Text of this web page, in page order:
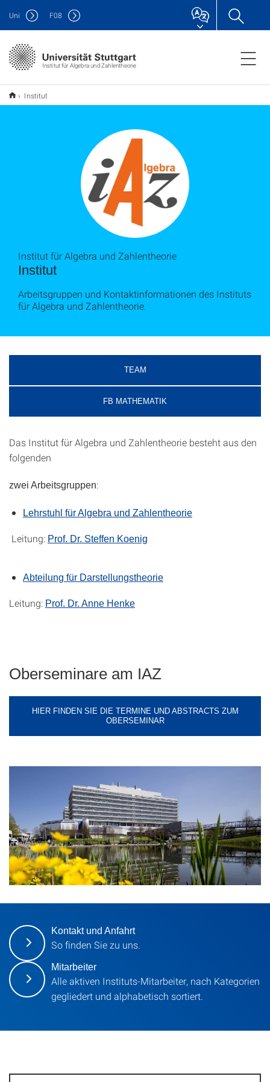
Institut für Algebra und Zahlentheorie
Uni F08
Institut
Institut
Institut für Algebra und Zahlentheorie
Arbeitsgruppen und Kontaktinformationen des Instituts
für Algebra und Zahlentheorie.
TEAM
FB MATHEMATIK
Das Institut für Algebra und Zahlentheorie besteht aus den
folgenden
zwei Arbeitsgruppen:
Lehrstuhl für Algebra und Zahlentheorie
Leitung: Prof. Dr. Steffen Koenig
Abteilung für Darstellungstheorie
Leitung: Prof. Dr. Anne Henke
Oberseminare am IAZ
HIER FINDEN SIE DIE TERMINE UND ABSTRACTS ZUM
OBERSEMINAR
Kontakt und Anfahrt
So finden Sie zu uns.
Mitarbeiter
Alle aktiven Instituts-Mitarbeiter, nach Kategorien
gegliedert und alphabetisch sortiert.